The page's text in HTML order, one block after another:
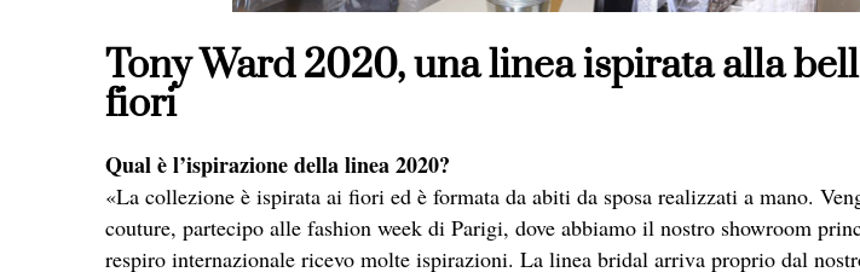
Tony Ward 2020, una linea ispirata alla
fiori
Qual è l’ispirazione della linea 2020?
«La collezione è ispirata ai fiori ed è formata da abiti da sposa realizzati a mano.
couture, partecipo alle fashion week di Parigi, dove abbiamo il nostro showroom
respiro internazionale ricevo molte ispirazioni. La linea bridal arriva proprio dal